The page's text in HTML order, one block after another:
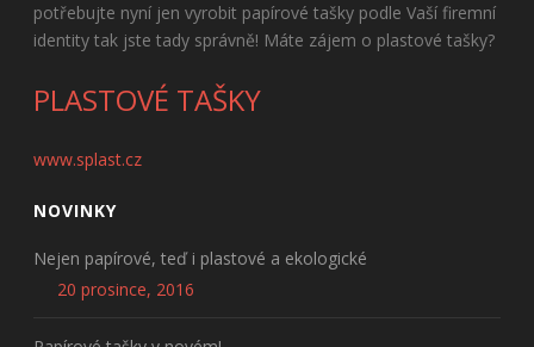
potřebujte nyní jen vyrobit papírové tašky podle Vaší firemní
identity tak jste tady správně! Máte zájem o plastové tašky?
PLASTOVÉ TAŠKY
www.splast.cz
NOVINKY
Nejen papírové, teď i plastové a ekologické
20 prosince, 2016